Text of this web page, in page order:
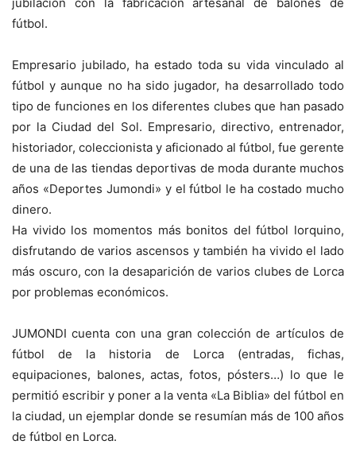
fútbol.
Empresario jubilado, ha estado toda su vida vinculado al
fútbol y aunque no ha sido jugador, ha desarrollado todo
tipo de funciones en los diferentes clubes que han pasado
por la Ciudad del Sol. Empresario, directivo, entrenador,
historiador, coleccionista y aficionado al fútbol, fue gerente
de una de las tiendas deportivas de moda durante muchos
años «Deportes Jumondi» y el fútbol le ha costado mucho
dinero.
Ha vivido los momentos más bonitos del fútbol lorquino,
disfrutando de varios ascensos y también ha vivido el lado
más oscuro, con la desaparición de varios clubes de Lorca
por problemas económicos.
JUMONDI cuenta con una gran colección de artículos de
fútbol de la historia de Lorca (entradas, fichas,
equipaciones, balones, actas, fotos, pósters…) lo que le
permitió escribir y poner a la venta «La Biblia» del fútbol en
la ciudad, un ejemplar donde se resumían más de 100 años
de fútbol en Lorca.